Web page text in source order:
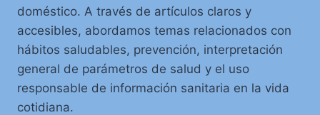
doméstico. A través de artículos claros y
accesibles, abordamos temas relacionados con
hábitos saludables, prevención, interpretación
general de parámetros de salud y el uso
responsable de información sanitaria en la vida
cotidiana.